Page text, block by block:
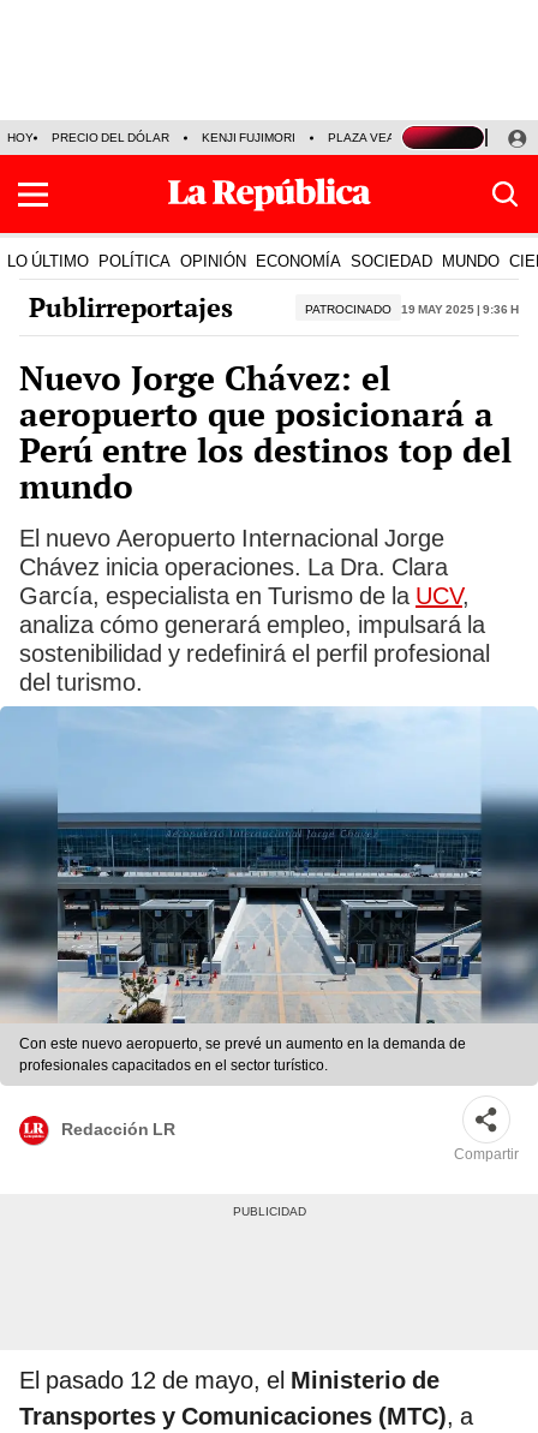
HOY PRECIO DEL DÓLAR KENJI FUJIMORI PLAZA VEA FERIADOS
LO ÚLTIMO POLÍTICA OPINIÓN ECONOMÍA SOCIEDAD MUNDO
Publirreportajes PATROCINADO 19 May 2025 | 9:36 h
Nuevo Jorge Chávez: el
aeropuerto que posicionará a
Perú entre los destinos top del
mundo
El nuevo Aeropuerto Internacional Jorge
Chávez inicia operaciones. La Dra. Clara
García, especialista en Turismo de la UCV,
analiza cómo generará empleo, impulsará la
sostenibilidad y redefinirá el perfil profesional
del turismo.
Con este nuevo aeropuerto, se prevé un aumento en la demanda de
profesionales capacitados en el sector turístico.
Redacción LR
Compartir
El pasado 12 de mayo, el Ministerio de
Transportes y Comunicaciones (MTC), a